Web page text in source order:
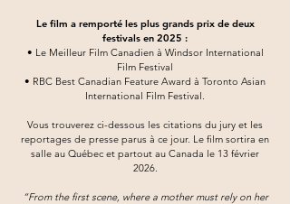
Le film a remporté les plus grands prix de deux
festivals en 2025 :
• Le Meilleur Film Canadien à Windsor International
Film Festival
• RBC Best Canadian Feature Award à Toronto Asian
International Film Festival.
Vous trouverez ci-dessous les citations du jury et les
reportages de presse parus à ce jour. Le film sortira en
salle au Québec et partout au Canada le 13 février
2026.
“From the first scene, where a mother must rely on her